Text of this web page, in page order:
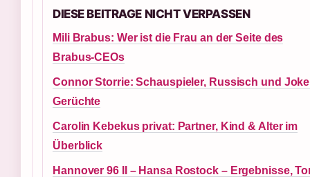
DIESE BEITRAGE NICHT VERPASSEN
Mili Brabus: Wer ist die Frau an der Seite des
Brabus-CEOs
Connor Storrie: Schauspieler, Russisch und
Gerüchte
Carolin Kebekus privat: Partner, Kind & Alter im
Überblick
Hannover 96 II – Hansa Rostock – Ergebnisse,